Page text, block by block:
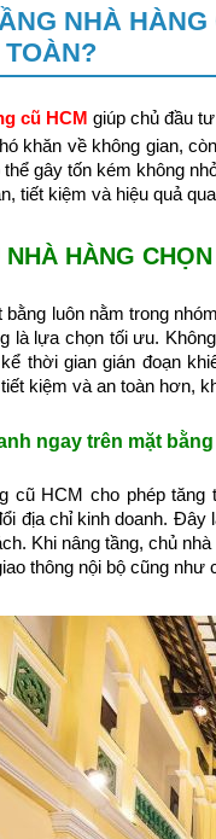
NHÀ
cũ HCM giúp chủ đầu
khăn về không gian,
gây tốn kém không
tiết kiệm và hiệu quả
HÀNG
luôn nằm trong
là lựa chọn tối ưu.
thời gian gián đoạn
kiệm và an toàn hơn,
ngay trên mặt
cũ HCM cho phép
địa chỉ kinh doanh.
Khi nâng tầng, chủ
thông nội bộ cũng như